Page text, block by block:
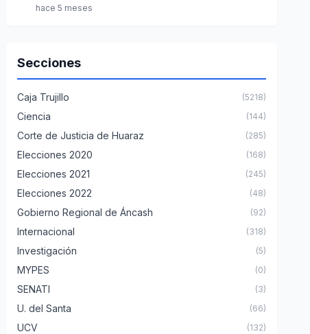
hace 5 meses
Secciones
Caja Trujillo (5218)
Ciencia (144)
Corte de Justicia de Huaraz (285)
Elecciones 2020 (168)
Elecciones 2021 (245)
Elecciones 2022 (48)
Gobierno Regional de Áncash (92)
Internacional (318)
Investigación (5)
MYPES (0)
SENATI (3)
U. del Santa (66)
UCV (132)